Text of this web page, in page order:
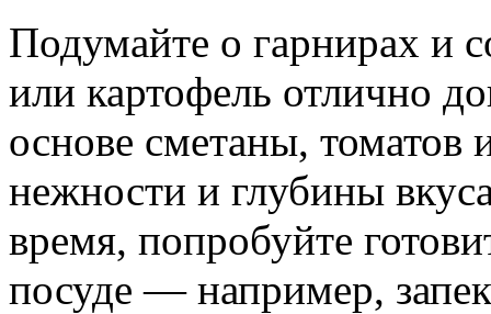
Подумайте о гарнирах и
или картофель отлично
основе сметаны, томатов
нежности и глубины
время, попробуйте
посуде — например,